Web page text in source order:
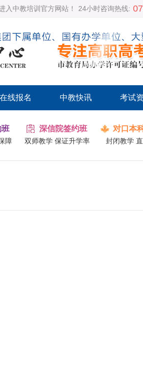
入中教培训官方网站！ 24小时咨询热线:
在线报名 中教快讯 考试
班
障
深信院签约班
双师教学 保证升学率
对口本
封闭教学